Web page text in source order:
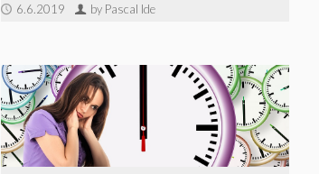
6.6.2019 by Pascal Ide